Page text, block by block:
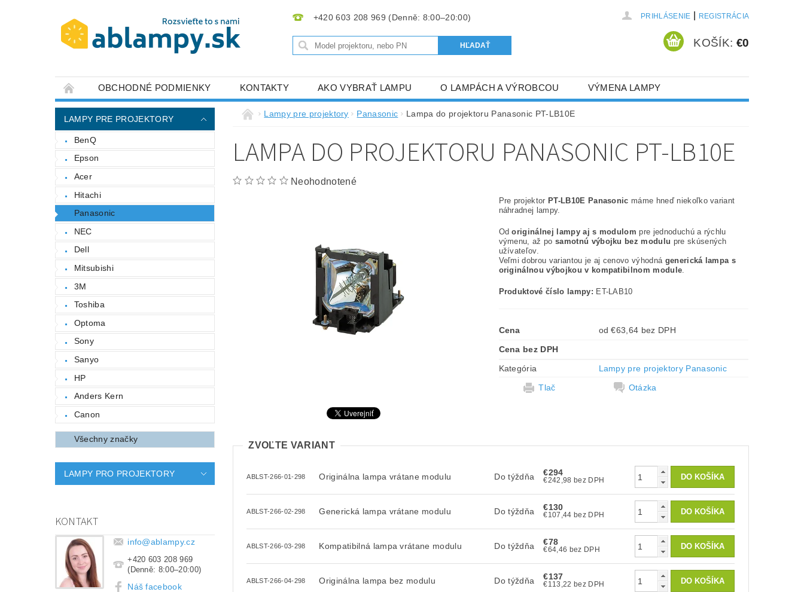
+420 603 208 969 PRIHLÁSENIE REGISTRÁCIA
KOŠÍK: €0
OBCHODNÉ PODMIENKY KONTAKTY AKO VYBRAŤ LAMPU O LAMPÁCH A VÝROBCOU VÝMENA LAMPY
LAMPY PRE PROJEKTORY
BenQ
Epson
Acer
Hitachi
Panasonic
NEC
Dell
Mitsubishi
3M
Toshiba
Optoma
Sony
Sanyo
HP
Anders Kern
Canon
Všechny značky
LAMPY PRO PROJEKTORY
KONTAKT
info@ablampy.cz
+420 603 208 969
(Denně: 8:00–20:00)
Náš facebook
Lampy pre projektory Panasonic Lampa do projektoru Panasonic PT-LB10E
LAMPA DO PROJEKTORU PANASONIC PT-LB10E
Neohodnotené
Pre projektor PT-LB10E Panasonic máme hneď niekoľko variant
náhradnej lampy.
Odoriginálnej lampy aj s modulom pre jednoduchú a rýchlu
výmenu, až po samotnú výbojku bez modulu pre skúsených
užívateľov.
Veľmi dobrou variantou je aj cenovo výhodná generická lampa s
originálnou výbojkou v kompatibilnom module.
Produktové číslo lampy: ET-LAB10
Cena
od €63,64 bez DPH
Cena bez DPH
Kategória
Lampy pre projektory Panasonic
Tlač
Otázka
ZVOĽTE VARIANT
ABLST-266-01-298 Originálna lampa vrátane modulu Do týždňa €294
€242,98 bez DPH
ABLST-266-02-298 Generická lampa vrátane modulu Do týždňa €130
€107,44 bez DPH
ABLST-266-03-298 Kompatibilná lampa vrátane modulu Do týždňa €78
€64,46 bez DPH
ABLST-266-04-298 Originálna lampa bez modulu Do týždňa €137
€113,22 bez DPH